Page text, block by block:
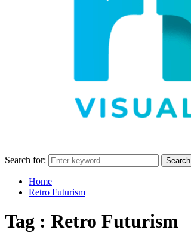
Search for: Search
Home
Retro Futurism
Tag : Retro Futurism